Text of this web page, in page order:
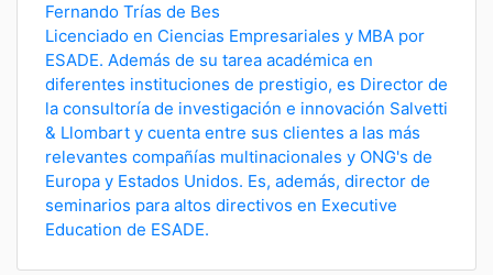
Fernando Trías de Bes
Licenciado en Ciencias Empresariales y MBA por
ESADE. Además de su tarea académica en
diferentes instituciones de prestigio, es Director de
la consultoría de investigación e innovación Salvetti
& Llombart y cuenta entre sus clientes a las más
relevantes compañías multinacionales y ONG's de
Europa y Estados Unidos. Es, además, director de
seminarios para altos directivos en Executive
Education de ESADE.